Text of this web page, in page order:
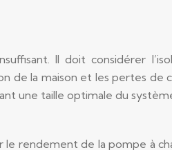
Il doit considérer
de la maison et les pertes de
une taille optimale du
rendement de la pompe à